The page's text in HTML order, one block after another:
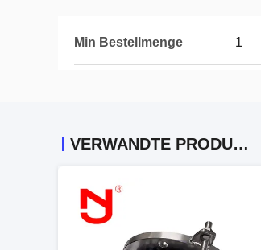
Min Bestellmenge 1
VERWANDTE PRODUKTE